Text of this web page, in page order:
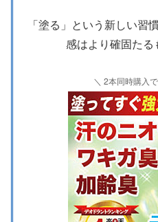
「塗る」という新しい習
感はより確固たる
＼ 2本同時購入